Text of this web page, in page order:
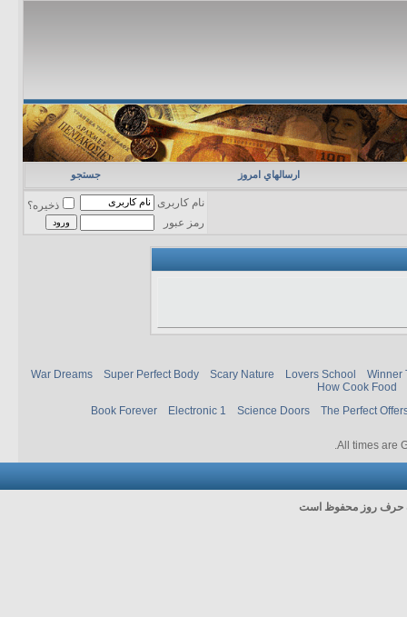
ارسالهاي امروز جستجو
نام کاربری
ذخیره؟
رمز عبور
War Dreams Super Perfect Body Scary Nature Lovers School
Winner
How Cook Food
Book Forever
Electronic 1 Science Doors The Perfect
All times are